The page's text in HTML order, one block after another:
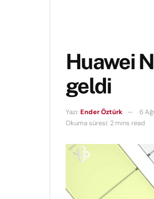
Huawei
geldi
Yazı: Ender Öztürk 6
Okuma süresi: 2 mins read